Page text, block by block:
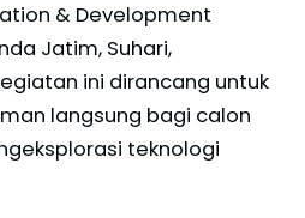
& Development
Jatim, Suhari,
ini dirancang untuk
langsung bagi calon
teknologi